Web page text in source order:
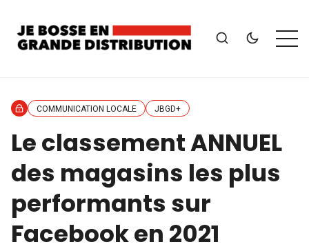
COMMUNICATION LOCALE JBGD+
Le classement ANNUEL
des magasins les plus
performants sur
Facebook en 2021